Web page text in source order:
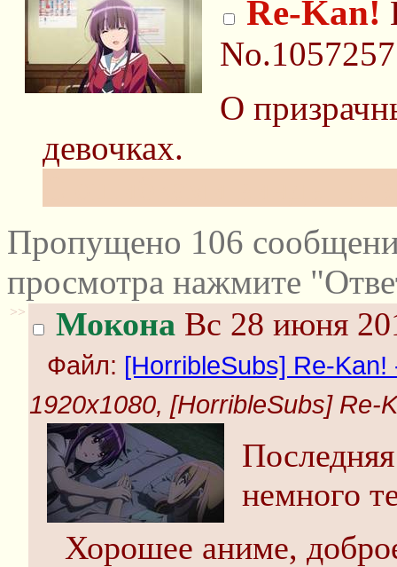
Re-Kan!
No.1057257
О
девочках.
Пропущено 106
просмотра нажмите
>> Мокона Вс 28 июня
Файл: [HorribleSubs] Re-
1920x1080, [HorribleSubs] Re-
немного
Хорошее аниме,